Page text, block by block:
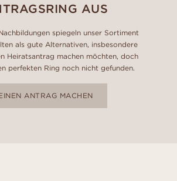
AUS
spiegeln unser Sortiment
als gute Alternativen, insbesondere
Heiratsantrag machen möchten, doch
perfekten Ring noch nicht gefunden.
ANTRAG MACHEN